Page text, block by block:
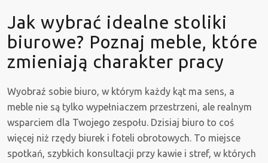
Jak wybrać idealne stoliki
biurowe? Poznaj meble, które
zmieniają charakter pracy
Wyobraź sobie biuro, w którym każdy kąt ma sens, a
meble nie są tylko wypełniaczem przestrzeni, ale realnym
wsparciem dla Twojego zespołu. Dzisiaj biuro to coś
więcej niż rzędy biurek i foteli obrotowych. To miejsce
spotkań, szybkich konsultacji przy kawie i stref, w których